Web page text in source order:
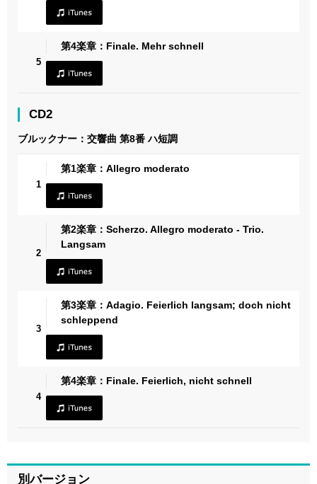
5
第4楽章：Finale. Mehr schnell
CD2
ブルックナー：交響曲 第8番 ハ短調
1
第1楽章：Allegro moderato
2
第2楽章：Scherzo. Allegro moderato - Trio.
Langsam
3
第3楽章：Adagio. Feierlich langsam; doch nicht
schleppend
4
第4楽章：Finale. Feierlich, nicht schnell
別バージョン